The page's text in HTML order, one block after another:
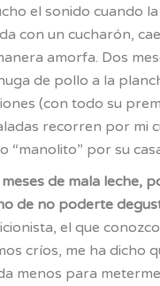
el sonido cuando
con un cucharón,
amorfa. Dos
de pollo a la
(con todo su
recorren por mi
“manolito” por su
de mala leche,
de no poderte
el que
críos, me ha dicho
menos para